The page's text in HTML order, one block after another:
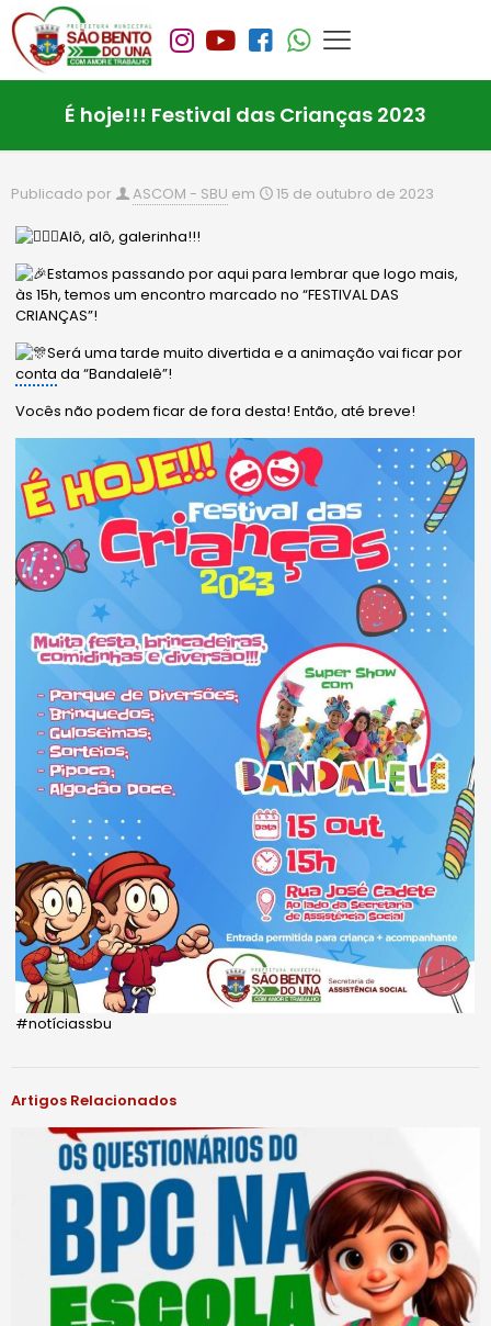
É hoje!!! Festival das Crianças 2023
Publicado por ASCOM - SBU em 15 de outubro de 2023
Alô, alô, galerinha!!!
Estamos passando por aqui para lembrar que logo mais,
às 15h, temos um encontro marcado no “FESTIVAL DAS
CRIANÇAS”!
Será uma tarde muito divertida e a animação vai ficar por
conta da “Bandalelê”!
Vocês não podem ficar de fora desta! Então, até breve!
#notíciassbu
Artigos Relacionados